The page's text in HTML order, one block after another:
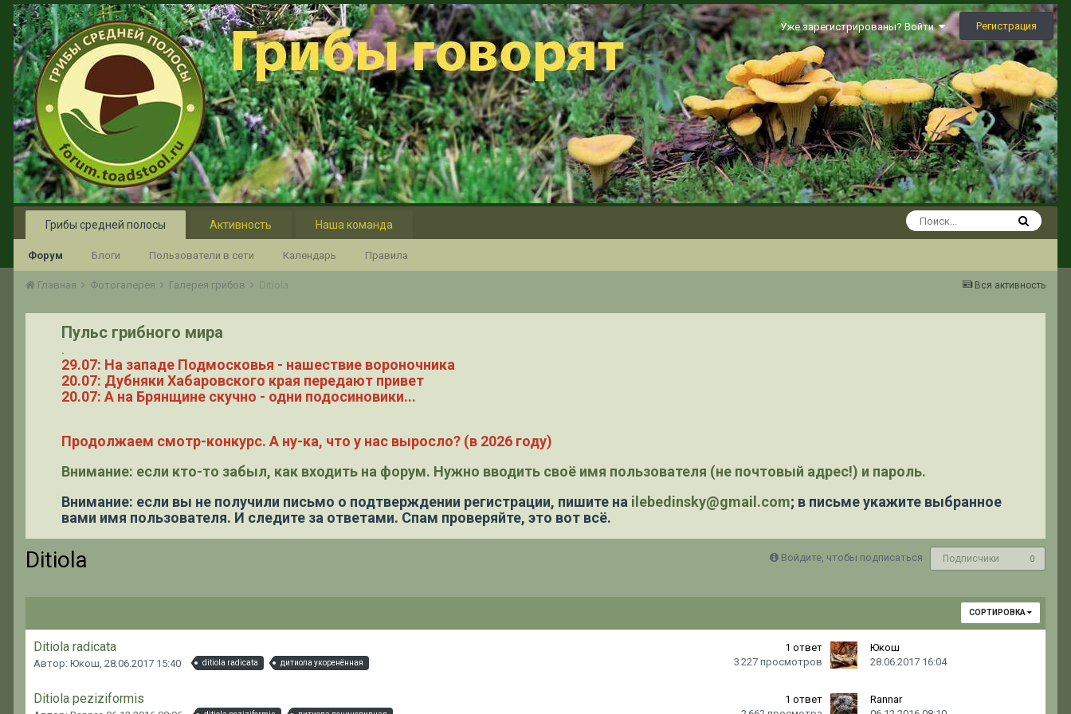
Уже зарегистрированы? Войти Регистрация
Грибы средней полосы
Форум Блоги Пользователи в сети Календарь Правила
Активность Наша команда
Вся активность
Главная Фотогалерея Галерея грибов Ditiola
Пульс грибного мира
.
29.07: На западе Подмосковья - нашествие вороночника
20.07: Дубняки Хабаровского края передают привет
20.07: А на Брянщине скучно - одни подосиновики...
Продолжаем смотр-конкурс. А ну-ка, что у нас выросло? (в 2026 году)
Внимание: если кто-то забыл, как входить на форум. Нужно вводить своё имя пользователя (не почтовый адрес!) и пароль.
Внимание: если вы не получили письмо о подтверждении регистрации, пишите на ilebedinsky@gmail.com; в письме укажите выбранное
вами имя пользователя. И следите за ответами. Спам проверяйте, это вот всё.
Ditiola Войдите, чтобы подписаться Подписчики 0
СОРТИРОВКА
Ditiola radicata
Автор: Юкош, 28.06.2017 15:40 ditiola radicata дитиола укоренённая
1 ответ
3 227 просмотров
Юкош
28.06.2017 16:04
Ditiola peziziformis 1 ответ
Rannar